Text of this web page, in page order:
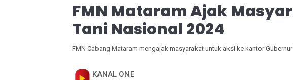
FMN Mataram Ajak
Tani Nasional 2024
FMN Cabang Mataram mengajak masyarakat untuk aksi ke kantor
KANAL ONE